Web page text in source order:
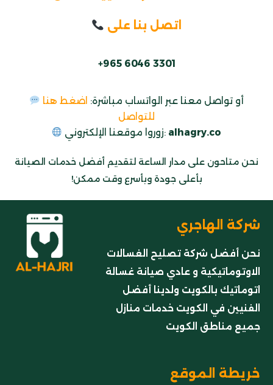
اتصل بنا على
+965 6046 3301
أو تواصل معنا عبر الواتساب مباشرة: اضغط هنا
للتواصل
زوروا موقعنا الإلكتروني: alhagry.co
نحن متاحون على مدار الساعة لتقديم أفضل خدمات الصيانة
بأعلى جودة وبأسرع وقت ممكن!
شركة الهاجري
نحن أفضل شركة تصليح الغسالات
الاوتوماتيكية و عادي صيانة غسالة
اتوماتيك بالكويت ولدينا أفضل
الفنيين في الكويت خدمات منازل
جميع مناطق الكويت
خريطة الموقع